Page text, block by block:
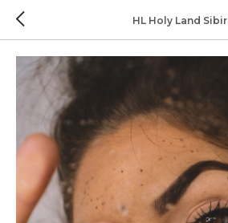
HL Holy Land Sibir